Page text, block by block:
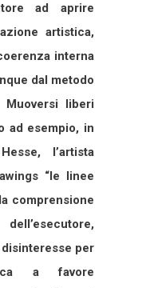
ad aprire
artistica,
interna
dal metodo
liberi
ad esempio, in
l’artista
“le linee
comprensione
per
a favore